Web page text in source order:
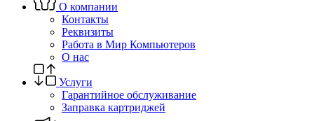
О компании
Контакты
Реквизиты
Работа в Мир Компьютеров
О нас
Услуги
Гарантийное обслуживание
Заправка картриджей